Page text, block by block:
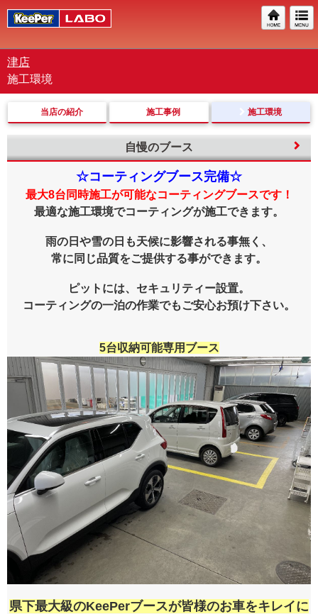
津店
施工環境
当店の紹介 施工事例 施工環境
自慢のブース
☆コーティングブース完備☆
最大8台同時施工が可能なコーティングブースです！
最適な施工環境でコーティングが施工できます。
雨の日や雪の日も天候に影響される事無く、
常に同じ品質をご提供する事ができます。
ピットには、セキュリティー設置。
コーティングの一泊の作業でもご安心お預け下さい。
5台収納可能専用ブース
県下最大級のKeePerブースが皆様のお車をキレイに